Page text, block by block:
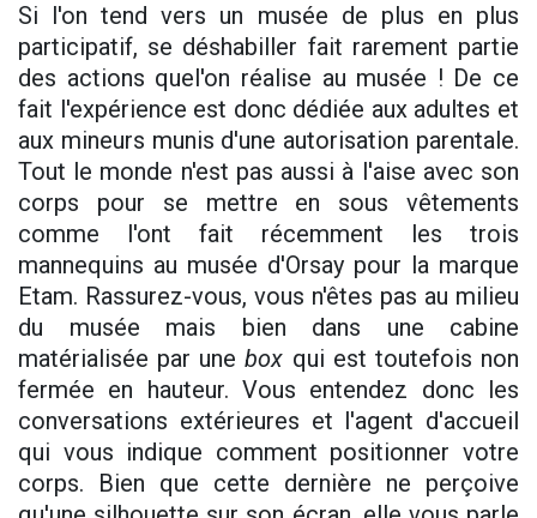
Si l'on tend vers un musée de plus en plus
participatif, se déshabiller fait rarement partie
des actions quel'on réalise au musée ! De ce
fait l'expérience est donc dédiée aux adultes et
aux mineurs munis d'une autorisation parentale.
Tout le monde n'est pas aussi à l'aise avec son
corps pour se mettre en sous vêtements
comme l'ont fait récemment les trois
mannequins au musée d'Orsay pour la marque
Etam. Rassurez-vous, vous n'êtes pas au milieu
du musée mais bien dans une cabine
matérialisée par unebox qui est toutefois non
fermée en hauteur. Vous entendez donc les
conversations extérieures et l'agent d'accueil
qui vous indique comment positionner votre
corps. Bien que cette dernière ne perçoive